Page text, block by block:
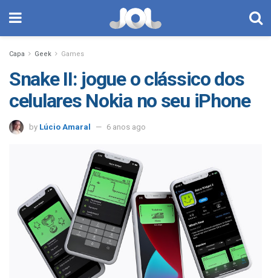
Capa Geek Games
Snake II: jogue o clássico dos
celulares Nokia no seu iPhone
by Lúcio Amaral 6 anos ago